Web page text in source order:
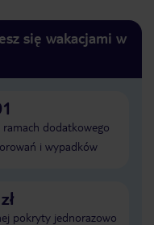
się wakacjami w
dodatkowego
i wypadków
pokryty jednorazowo